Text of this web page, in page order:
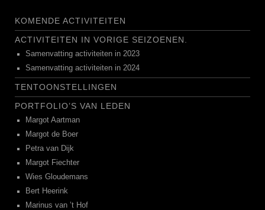
KOMENDE ACTIVITEITEN
ACTIVITEITEN IN VORIGE SEIZOENEN.
Samenvatting activiteiten in 2023
Samenvatting activiteiten in 2024
TENTOONSTELLINGEN
PORTFOLIO’S VAN LEDEN
Margot Aartman
Margot de Boer
Petra van Dijk
Margot Fiechter
Wies Gloudemans
Bert Heerink
Marinus van ’t Hof